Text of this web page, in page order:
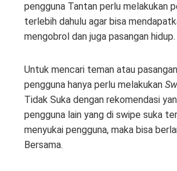
pengguna Tantan perlu melakukan
terlebih dahulu agar bisa
mengobrol dan juga pasangan hidup.
Untuk mencari teman atau
pengguna hanya perlu melakukan
Tidak Suka dengan rekomendasi
pengguna lain yang di swipe suka
menyukai pengguna, maka bisa
Bersama.